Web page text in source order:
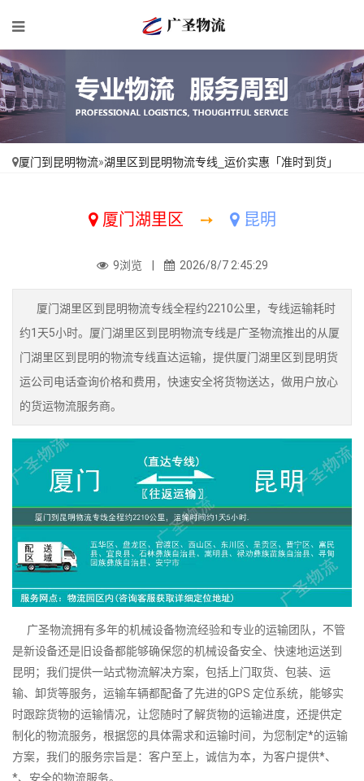
厦门到昆明物流»湖里区到昆明物流专线_运价实惠「准时到货」
厦门湖里区 ➙ 昆明
9浏览 | 2026/8/7 2:45:29
厦门湖里区到昆明物流专线全程约2210公里，专线运输耗时
约1天5小时。厦门湖里区到昆明物流专线是广圣物流推出的从厦
门湖里区到昆明的物流专线直达运输，提供厦门湖里区到昆明货
运公司电话查询价格和费用，快速安全将货物送达，做用户放心
的货运物流服务商。
广圣物流拥有多年的机械设备物流经验和专业的运输团队，不管
是新设备还是旧设备都能够确保您的机械设备安全、快速地运送到
昆明；我们提供一站式物流解决方案，包括上门取货、包装、运
输、卸货等服务，运输车辆都配备了先进的GPS 定位系统，能够实
时跟踪货物的运输情况，让您随时了解货物的运输进度，还提供定
制化的物流服务，根据您的具体需求和运输时间，为您制定*的运输
方案，我们的服务宗旨是：客户至上，诚信为本，为客户提供*、
*、安全的物流服务。